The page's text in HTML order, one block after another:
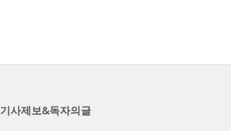
기사제보&독자의글